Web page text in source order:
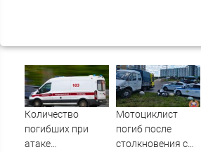
Количество
погибших при
атаке
Мотоциклист
погиб после
столкновения с